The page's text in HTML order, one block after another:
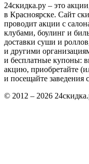
24скидка.ру – это
в Красноярске. Сайт
проводит акции с
клубами, боулинг и
доставки суши и
и другими
и бесплатные купоны:
акцию, приобретайте
и посещайте заведения
© 2012 – 2026